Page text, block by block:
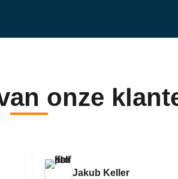
onze
Jakub Keller